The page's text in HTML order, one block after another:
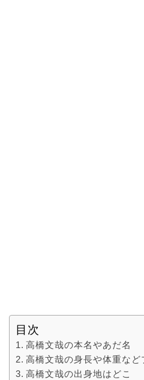
目次
高橋文哉の本名やあだ名
高橋文哉の身長や体重など
高橋文哉の出身地はどこ